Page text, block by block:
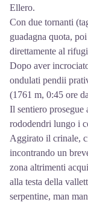
Ellero.
Con due tornanti
guadagna quota,
direttamente al
Dopo aver
ondulati pendii
(1761 m, 0:45 ore
Il sentiero prosegue
rododendri lungo i
Aggirato il crinale,
incontrando un
zona altrimenti
alla testa della
serpentine, man